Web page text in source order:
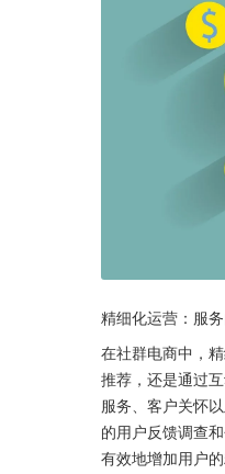
精细化运营：服
在社群电商中，
推荐，还是通过
服务、客户关怀
的用户反馈调查
有效地增加用户的